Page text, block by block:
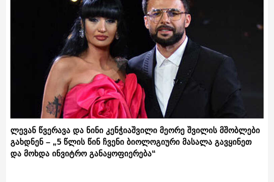
ლევან წვერავა და ნინი კენჭიაშვილი მეორე შვილის მშობლები
გახდნენ – „5 წლის წინ ჩვენი ბიოლოგიური მასალა გავყინეთ
და მოხდა ინვიტრო განაყოფიერება“